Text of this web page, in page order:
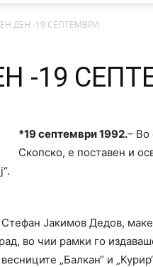
ДЕН -19 СЕПТЕМВРИ
-19
*19 септември 1992.– Во
Скопско, е поставен и
Јакимов Дедов,
во чии рамки го
„Балкан“ и